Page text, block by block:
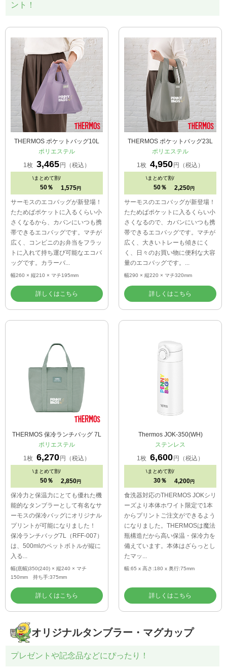
ント！
THERMOS ポケットバッグ10L
ポリエステル
1枚 3,465 円（税込）
\まとめて割/
50％ 1,575 円
サーモスのエコバッグが新登場！
たためばポケットに入るくらい小
さくなるから、カバンにいつも携
帯できるエコバッグです。マチが
広く、コンビニのお弁当をフラッ
トに入れて持ち運び可能なエコバ
ッグです。カラーバ...
幅260 × 縦210 × マチ195mm
詳しくはこちら
THERMOS ポケットバッグ23L
ポリエステル
1枚 4,950 円（税込）
\まとめて割/
50％ 2,250 円
サーモスのエコバッグが新登場！
たためばポケットに入るくらい小
さくなるので、カバンにいつも携
帯できるエコバッグです。マチが
広く、大きいトレーも傾きにく
く、日々のお買い物に便利な大容
量のエコバッグです。...
幅290 × 縦220 × マチ320mm
詳しくはこちら
THERMOS 保冷ランチバッグ 7L
ポリエステル
1枚 6,270 円（税込）
\まとめて割/
50％ 2,850 円
保冷力と保温力にとても優れた機
能的なタンブラーとして有名なサ
ーモスの保冷バッグにオリジナル
プリントが可能になりました！
保冷ランチバッグ7L（RFF-007）
は、500mlのペットボトルが縦に
入る...
幅(底幅)350(240) × 縦240 × マチ
150mm 持ち手:375mm
詳しくはこちら
Thermos JOK-350(WH)
ステンレス
1枚 6,600 円（税込）
\まとめて割/
30％ 4,200 円
食洗器対応のTHERMOS JOKシリ
ーズより本体ホワイト限定で1本
からプリントご注文ができるよう
になりました。THERMOSは魔法
瓶構造だから高い保温・保冷力を
備えています。本体はざらっとし
たマッ...
幅:65 x 高さ:180 x 奥行:75mm
詳しくはこちら
オリジナルタンブラー・マグカップ
プレゼントや記念品などにぴったり！